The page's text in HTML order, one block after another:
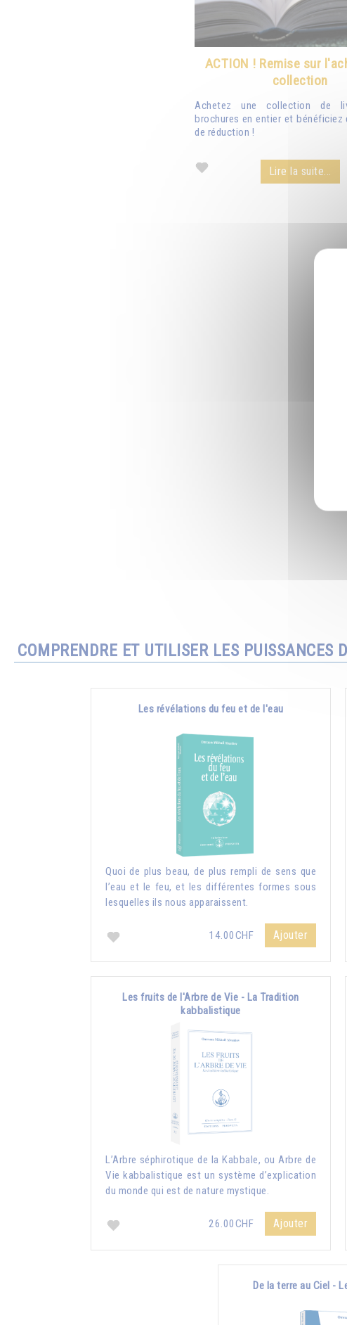
ACTION ! Remise sur
collection
Achetez une collection de
brochures en entier et bénéficiez
de réduction !
Lire la suite...
COMPRENDRE ET UTILISER LES PUISSANCES
Les révélations du feu et de l'eau
Quoi de plus beau, de plus rempli de sens que
l’eau et le feu, et les différentes formes sous
lesquelles ils nous apparaissent.
14.00CHF Ajouter
Les fruits de l'Arbre de Vie - La Tradition
kabbalistique
L’Arbre séphirotique de la Kabbale, ou Arbre de
Vie kabbalistique est un système d’explication
du monde qui est de nature mystique.
26.00CHF Ajouter
De la terre au Ciel -